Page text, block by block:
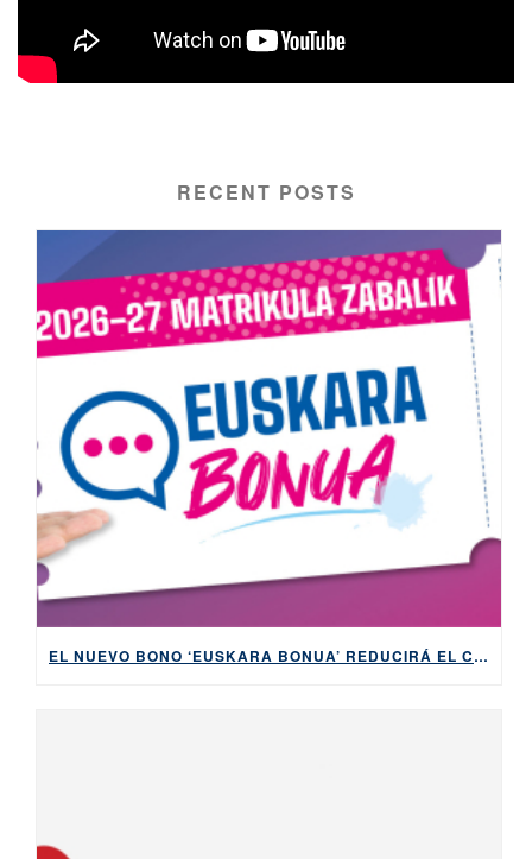
RECENT POSTS
EL NUEVO BONO ‘EUSKARA BONUA’ REDUCIRÁ EL COSTE Y LA BUROCRACIA PARA APRENDER EUSKERA DESDE CERO